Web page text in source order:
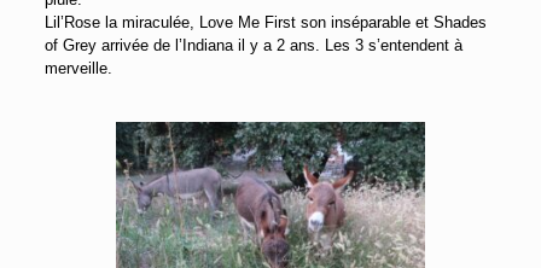
Lil’Rose la miraculée, Love Me First son inséparable et Shades
of Grey arrivée de l’Indiana il y a 2 ans. Les 3 s’entendent à
merveille.